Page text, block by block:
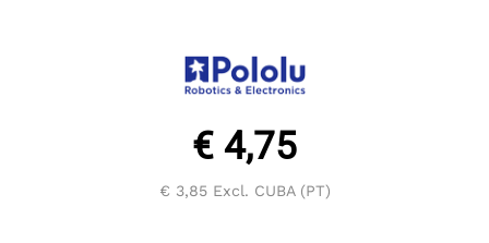
€ 4,75
€ 3,85Excl. CUBA (PT)